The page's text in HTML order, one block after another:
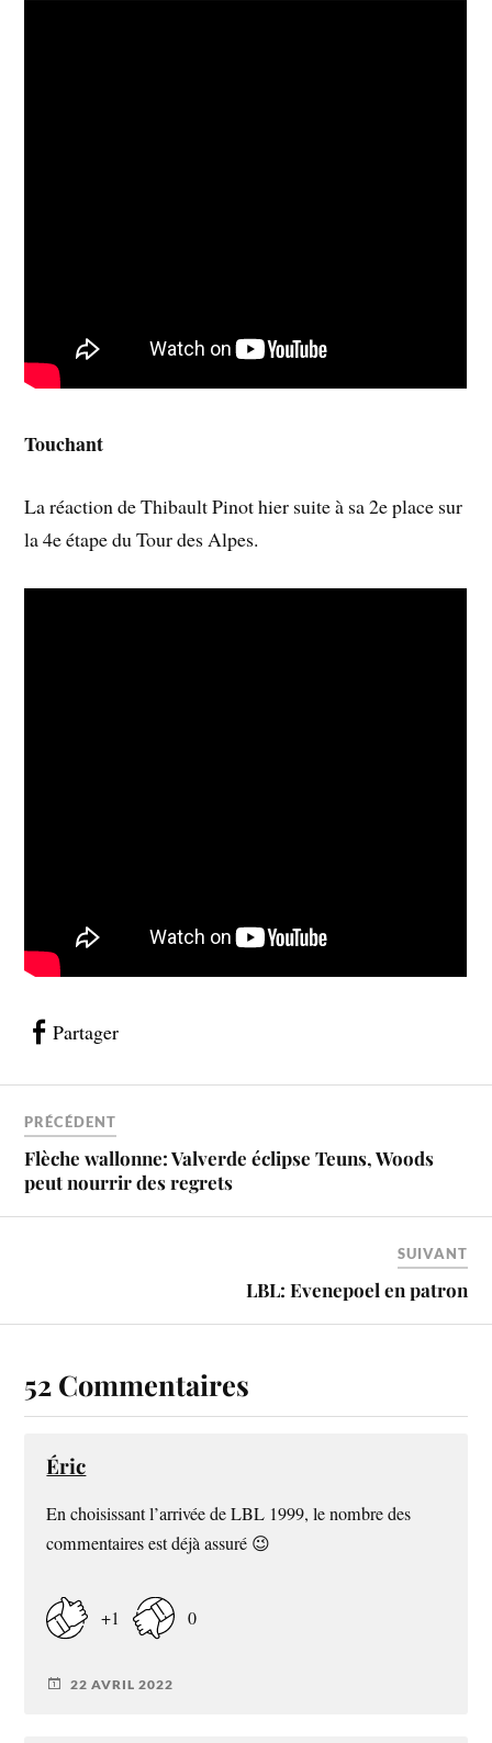
Touchant
La réaction de Thibault Pinot hier suite à sa 2e place sur
la 4e étape du Tour des Alpes.
Partager
PRÉCÉDENT
Flèche wallonne: Valverde éclipse Teuns, Woods
peut nourrir des regrets
SUIVANT
LBL: Evenepoel en patron
52 Commentaires
Éric
En choisissant l’arrivée de LBL 1999, le nombre des
commentaires est déjà assuré 😉
+1 0
22 AVRIL 2022